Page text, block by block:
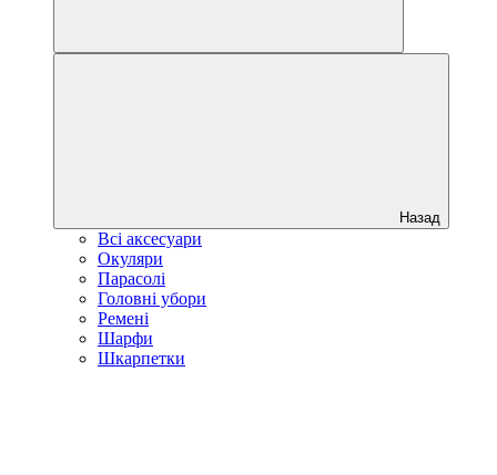
Назад
Всі аксесуари
Окуляри
Парасолі
Головні убори
Ремені
Шарфи
Шкарпетки